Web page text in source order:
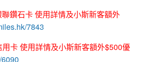
鑽石卡 使用詳情及小斯新客額外
7843
卡 使用詳情及小斯新客額外$500優